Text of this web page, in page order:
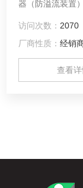
器（防溢流装置
吸道中的分泌物。
访问次数： 2070
厂商性质：经销
查看